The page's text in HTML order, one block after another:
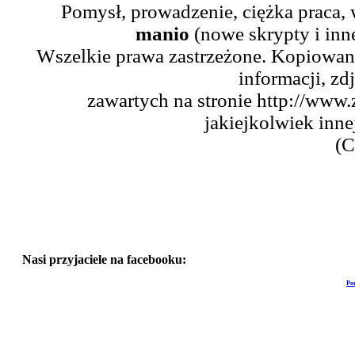
Pomysł, prowadzenie, ciężka
manio (nowe skrypty i
Wszelkie prawa zastrzeżone.
informacji,
zawartych na stronie http://
jakiejkolwiek
Nasi przyjaciele na facebooku: